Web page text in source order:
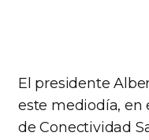
El presidente
este mediodía, en
de Conectividad